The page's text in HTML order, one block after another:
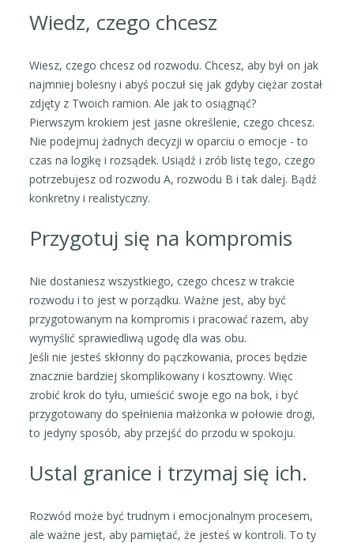
Wiedz, czego chcesz
Wiesz, czego chcesz od rozwodu. Chcesz, aby był on jak
najmniej bolesny i abyś poczuł się jak gdyby ciężar został
zdjęty z Twoich ramion. Ale jak to osiągnąć?
Pierwszym krokiem jest jasne określenie, czego chcesz.
Nie podejmuj żadnych decyzji w oparciu o emocje - to
czas na logikę i rozsądek. Usiądź i zrób listę tego, czego
potrzebujesz od rozwodu A, rozwodu B i tak dalej. Bądź
konkretny i realistyczny.
Przygotuj się na kompromis
Nie dostaniesz wszystkiego, czego chcesz w trakcie
rozwodu i to jest w porządku. Ważne jest, aby być
przygotowanym na kompromis i pracować razem, aby
wymyślić sprawiedliwą ugodę dla was obu.
Jeśli nie jesteś skłonny do pączkowania, proces będzie
znacznie bardziej skomplikowany i kosztowny. Więc
zrobić krok do tyłu, umieścić swoje ego na bok, i być
przygotowany do spełnienia małżonka w połowie drogi,
to jedyny sposób, aby przejść do przodu w spokoju.
Ustal granice i trzymaj się ich.
Rozwód może być trudnym i emocjonalnym procesem,
ale ważne jest, aby pamiętać, że jesteś w kontroli. To ty